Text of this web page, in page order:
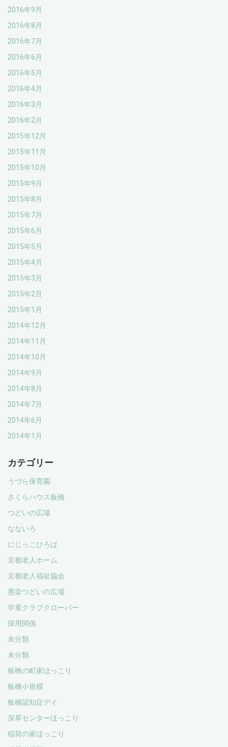
2016年9月
2016年8月
2016年7月
2016年6月
2016年5月
2016年4月
2016年3月
2016年2月
2015年12月
2015年11月
2015年10月
2015年9月
2015年8月
2015年7月
2015年6月
2015年5月
2015年4月
2015年3月
2015年2月
2015年1月
2014年12月
2014年11月
2014年10月
2014年9月
2014年8月
2014年7月
2014年6月
2014年1月
カテゴリー
うづら保育園
さくらハウス板橋
つどいの広場
なないろ
にじっこひろば
京都老人ホーム
京都老人福祉協会
墨染つどいの広場
学童クラブクローバー
採用関係
未分類
未分類
板橋の町家ほっこり
板橋小規模
板橋認知症デイ
深草センターほっこり
稲荷の家ほっこり